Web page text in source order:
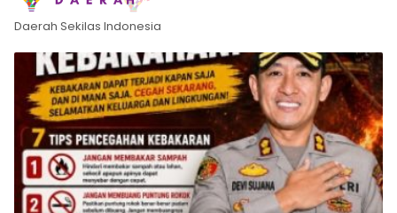
Daerah Sekilas Indonesia